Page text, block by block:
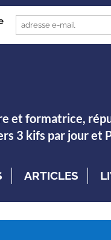
et formatrice,
3 kifs par jour et
ARTICLES